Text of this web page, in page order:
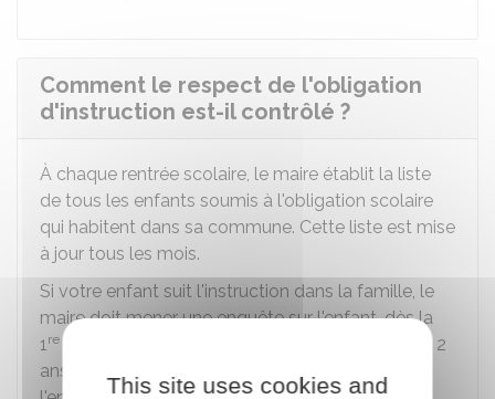
Comment le respect de l'obligation
d'instruction est-il contrôlé ?
À chaque rentrée scolaire, le maire établit la liste
de tous les enfants soumis à l'obligation scolaire
qui habitent dans sa commune. Cette liste est mise
à jour tous les mois.
Si votre enfant suit l'instruction dans la famille, le
maire doit mener une enquête sur l'enfant, dès la
1re
année. Cette enquête est renouvelée tous les 2
ans, jusqu'aux 16 ans de l'enfant. L'objectif de
This site uses cookies and